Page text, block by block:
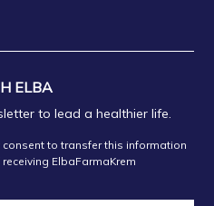
ELBA
to lead a healthier life.
to transfer this information
ElbaFarmaKrem